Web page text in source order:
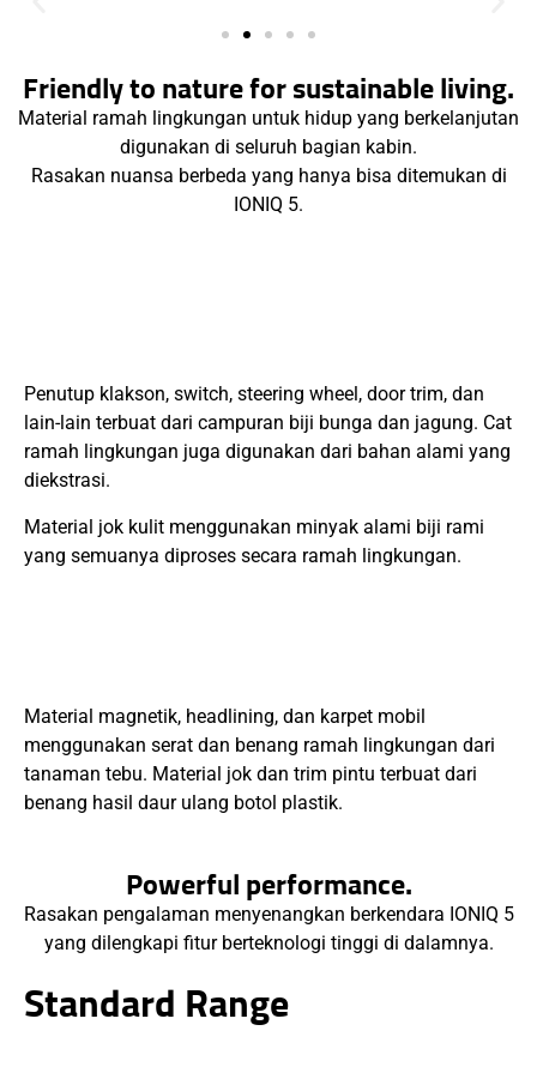
Friendly to nature for sustainable living.
Material ramah lingkungan untuk hidup yang berkelanjutan
digunakan di seluruh bagian kabin.
Rasakan nuansa berbeda yang hanya bisa ditemukan di
IONIQ 5.
Penutup klakson, switch, steering wheel, door trim, dan
lain-lain terbuat dari campuran biji bunga dan jagung. Cat
ramah lingkungan juga digunakan dari bahan alami yang
diekstrasi.
Material jok kulit menggunakan minyak alami biji rami
yang semuanya diproses secara ramah lingkungan.
Material magnetik, headlining, dan karpet mobil
menggunakan serat dan benang ramah lingkungan dari
tanaman tebu. Material jok dan trim pintu terbuat dari
benang hasil daur ulang botol plastik.
Powerful performance.
Rasakan pengalaman menyenangkan berkendara IONIQ 5
yang dilengkapi fitur berteknologi tinggi di dalamnya.
Standard Range